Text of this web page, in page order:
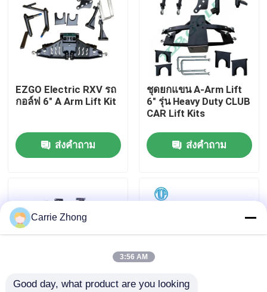
เกี่ยวกับเรา
ทัวร์โรงงาน
ควบคุมคุณภาพ
ติดต่อเรา
กระจกมองข้างรถกอล์ฟ
แดชบอร์ดรถกอล์ฟ
EZGO Electric RXV รถ
กอล์ฟ 6" A Arm Lift Kit
ส่งคำถาม
ชุดยกแขน A-Arm Lift
6" รุ่น Heavy Duty CLUB
CAR Lift Kits
ส่งคำถาม
Carrie Zhong
3:56 AM
Good day, what product are you looking